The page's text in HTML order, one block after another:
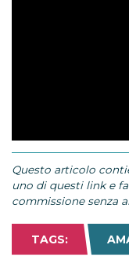
Questo articolo
uno di questi link e
commissione senza
TAGS: